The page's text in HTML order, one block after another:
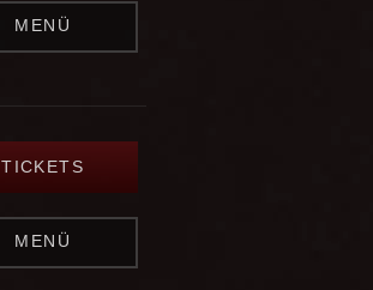
MENÜ
TICKETS
MENÜ